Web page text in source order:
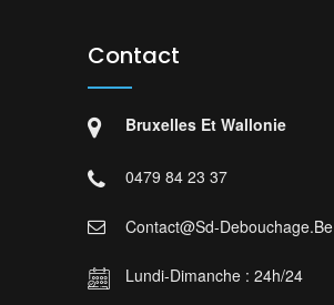
Contact
Bruxelles Et Wallonie
0479 84 23 37
Contact@sd-Debouchage.be
Lundi-Dimanche : 24h/24